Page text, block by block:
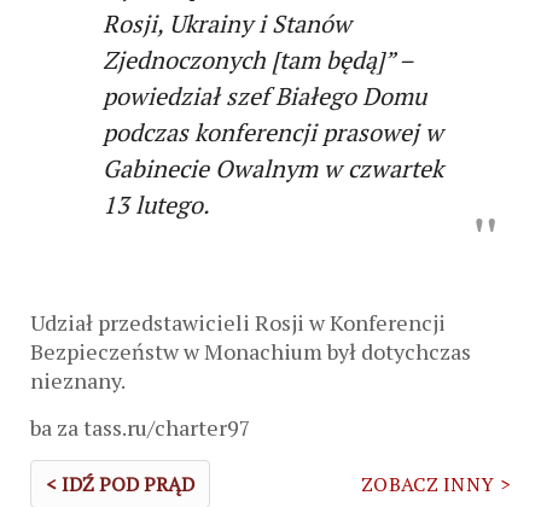
Rosji, Ukrainy i Stanów
Zjednoczonych [tam będą]” –
powiedział szef Białego Domu
podczas konferencji prasowej w
Gabinecie Owalnym w czwartek
13 lutego.
Udział przedstawicieli Rosji w Konferencji
Bezpieczeństw w Monachium był dotychczas
nieznany.
ba za tass.ru/charter97
< IDŹ POD PRĄD ZOBACZ INNY >